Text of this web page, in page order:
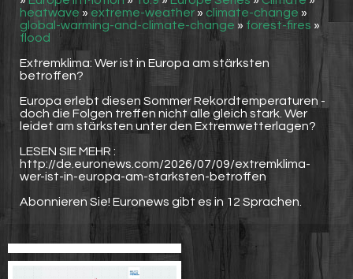
heatwave » extreme-weather » climate-change »
global-warming-and-climate-change » forest-fires »
flood
Extremklima: Wer ist in Europa am stärksten
betroffen?
Europa erlebt diesen Sommer Rekordtemperaturen -
doch die Folgen treffen nicht alle gleich stark. Wer
leidet am stärksten unter den Extremwetterlagen?
LESEN SIE MEHR :
http://de.euronews.com/2026/07/09/extremklima-
wer-ist-in-europa-am-starksten-betroffen
Abonnieren Sie! Euronews gibt es in 12 Sprachen.